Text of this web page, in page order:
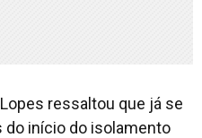
ressaltou que já se
do início do isolamento